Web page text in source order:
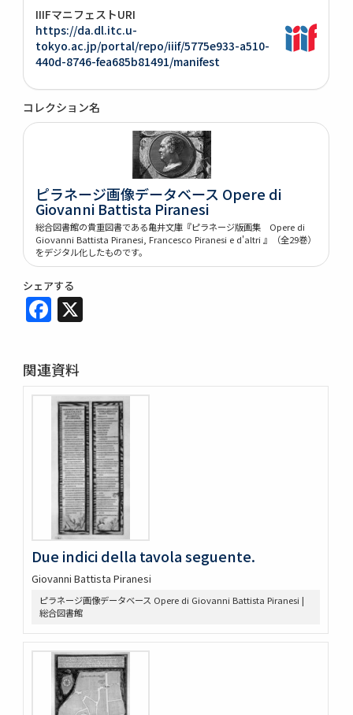
IIIFマニフェストURI
https://da.dl.itc.u-
tokyo.ac.jp/portal/repo/iiif/5775e933-a510-
440d-8746-fea685b81491/manifest
コレクション名
ピラネージ画像データベース Opere di
Giovanni Battista Piranesi
総合図書館の貴重図書である亀井文庫『ピラネージ版画集 Opere di
Giovanni Battista Piranesi, Francesco Piranesi e d'altri 』（全29巻）
をデジタル化したものです。
シェアする
Facebook
関連資料
Due indici della tavola seguente.
Giovanni Battista Piranesi
ピラネージ画像データベース Opere di Giovanni Battista Piranesi |
総合図書館